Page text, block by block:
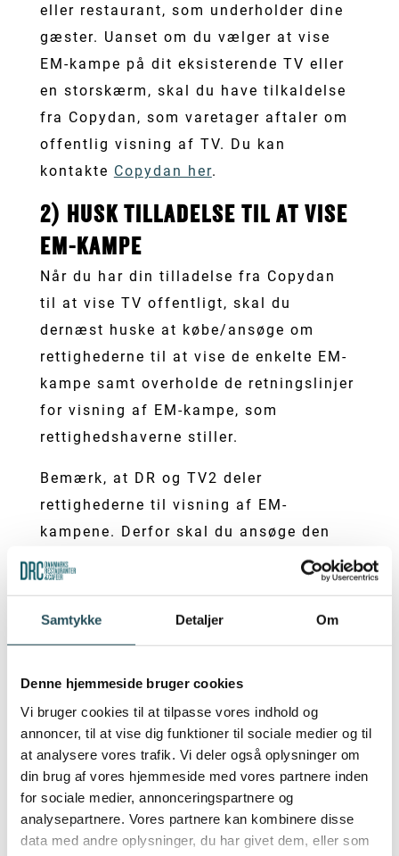
Samtykke Detaljer Om
Denne hjemmeside bruger cookies
Vi bruger cookies til at tilpasse vores indhold og
annoncer, til at vise dig funktioner til sociale medier og til
at analysere vores trafik. Vi deler også oplysninger om
din brug af vores hjemmeside med vores partnere inden
for sociale medier, annonceringspartnere og
analysepartnere. Vores partnere kan kombinere disse
data med andre oplysninger, du har givet dem, eller som
eller restaurant, som underholder dine
gæster. Uanset om du vælger at vise
EM-kampe på dit eksisterende TV eller
en storskærm, skal du have tilkaldelse
fra Copydan, som varetager aftaler om
offentlig visning af TV. Du kan
kontakte Copydan her.
2) HUSK TILLADELSE TIL AT VISE
EM-KAMPE
Når du har din tilladelse fra Copydan
til at vise TV offentligt, skal du
dernæst huske at købe/ansøge om
rettighederne til at vise de enkelte EM-
kampe samt overholde de retningslinjer
for visning af EM-kampe, som
rettighedshaverne stiller.
Bemærk, at DR og TV2 deler
rettighederne til visning af EM-
kampene. Derfor skal du ansøge den
udbyder, der viser de kampe, du ønsker
at vise hos dig. Læs mere her:
Ansøgningsskema og regler for DR-
ved UEFA EURO – EM i fodbold 2024 |
Medvirkende og publikum | DR
Ansøgningsskema og regler for TV2-
kampe:Offentlig fremvisning (tv2.dk)
3) HUSK TILLADELSE TIL
RETTIGHEDERNE AF LYDSIDEN